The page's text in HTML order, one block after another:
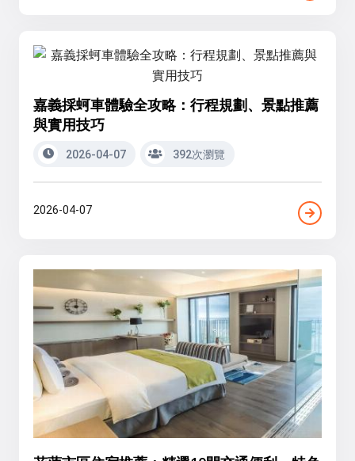
嘉義採蚵車體驗全攻略：行程規劃、景點推薦
與實用技巧
2026-04-07 392次瀏覽
2026-04-07